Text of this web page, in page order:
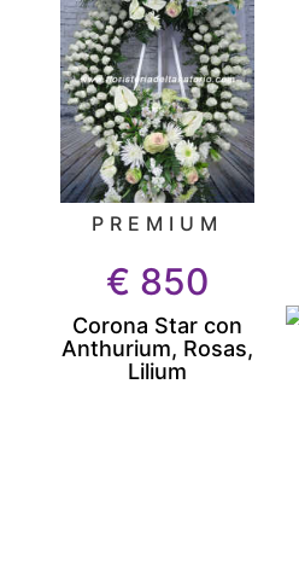
PREMIUM
€ 850
Corona Star con
Anthurium, Rosas,
Lilium